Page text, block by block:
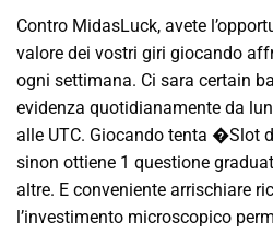
Contro MidasLuck, avete
valore dei vostri giri giocando
ogni settimana. Ci sara certain
evidenza quotidianamente da
alle UTC. Giocando tenta
sinon ottiene 1 questione
altre. E conveniente arrischiare
l’investimento microscopico